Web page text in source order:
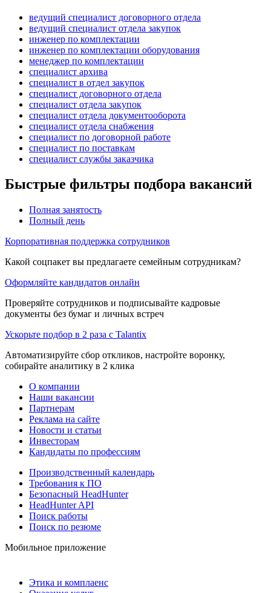
ведущий специалист договорного отдела
ведущий специалист отдела закупок
инженер по комплектации
инженер по комплектации оборудования
менеджер по комплектации
специалист архива
специалист в отдел закупок
специалист договорного отдела
специалист отдела закупок
специалист отдела документооборота
специалист отдела снабжения
специалист по договорной работе
специалист по поставкам
специалист службы заказчика
Быстрые фильтры подбора вакансий
Полная занятость
Полный день
Корпоративная поддержка сотрудников
Какой соцпакет вы предлагаете семейным сотрудникам?
Оформляйте кандидатов онлайн
Проверяйте сотрудников и подписывайте кадровые
документы без бумаг и личных встреч
Ускорьте подбор в 2 раза с Talantix
Автоматизируйте сбор откликов, настройте воронку,
собирайте аналитику в 2 клика
О компании
Наши вакансии
Партнерам
Реклама на сайте
Новости и статьи
Инвесторам
Кандидаты по профессиям
Производственный календарь
Требования к ПО
Безопасный HeadHunter
HeadHunter API
Поиск работы
Поиск по резюме
Мобильное приложение
Этика и комплаенс